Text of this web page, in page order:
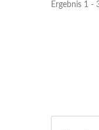
Ergebnis 1 -